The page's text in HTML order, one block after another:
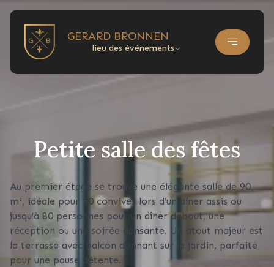
GERARD BRONNEN
lieu des événements
Petite salle des fêtes
Au premier étage se trouve une élégante salle de 90
m², idéale pour 50 convives lors d’un dîner assis ou
jusqu’à 80 personnes pour un dîner debout, une
réception ou une soirée dansante. Un atout majeur est
la terrasse avec balcon donnant sur le jardin, parfaite
pour une pause détente.